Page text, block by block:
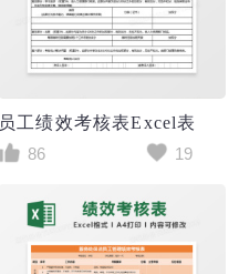
员工绩效考核表Excel表
86
19